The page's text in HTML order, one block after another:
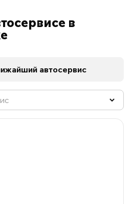
в
автосервис